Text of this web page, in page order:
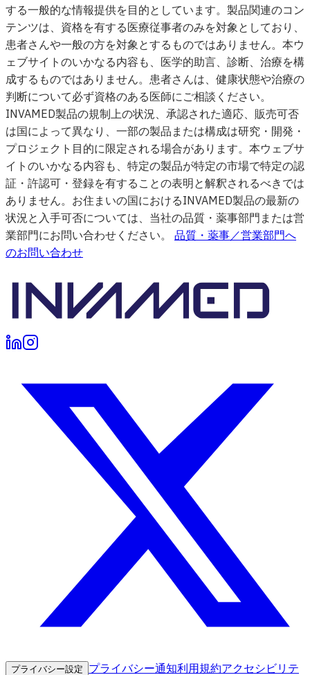
する一般的な情報提供を目的としています。製品関連のコン
テンツは、資格を有する医療従事者のみを対象としており、
患者さんや一般の方を対象とするものではありません。本ウ
ェブサイトのいかなる内容も、医学的助言、診断、治療を構
成するものではありません。患者さんは、健康状態や治療の
判断について必ず資格のある医師にご相談ください。
INVAMED製品の規制上の状況、承認された適応、販売可否
は国によって異なり、一部の製品または構成は研究・開発・
プロジェクト目的に限定される場合があります。本ウェブサ
イトのいかなる内容も、特定の製品が特定の市場で特定の認
証・許認可・登録を有することの表明と解釈されるべきでは
ありません。お住まいの国におけるINVAMED製品の最新の
状況と入手可否については、当社の品質・薬事部門または営
業部門にお問い合わせください。
品質・薬事／営業部門へ
のお問い合わせ
プライバシー設定 プライバシー通知利用規約アクセシビリテ